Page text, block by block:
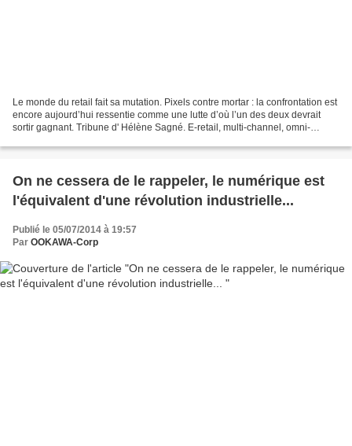
Le monde du retail fait sa mutation. Pixels contre mortar : la confrontation est
encore aujourd’hui ressentie comme une lutte d’où l’un des deux devrait
sortir gagnant. Tribune d' Hélène Sagné. E-retail, multi-channel, omni-
On ne cessera de le rappeler, le numérique est
l'équivalent d'une révolution industrielle...
Publié le 05/07/2014 à 19:57
Par OOKAWA-Corp